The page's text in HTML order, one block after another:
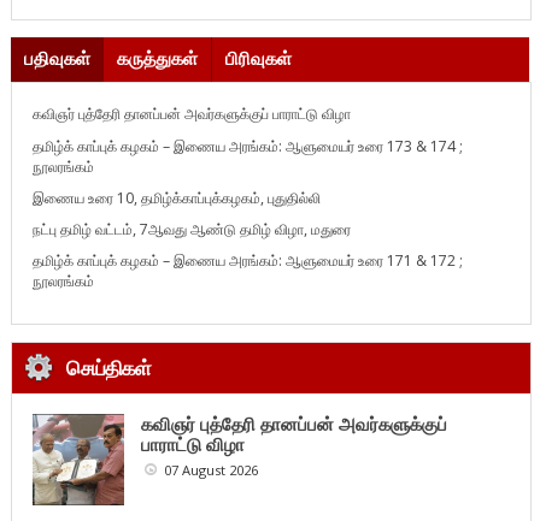
பதிவுகள் கருத்துகள் பிரிவுகள்
கவிஞர் புத்தேரி தானப்பன் அவர்களுக்குப் பாராட்டு விழா
தமிழ்க் காப்புக் கழகம் – இணைய அரங்கம்: ஆளுமையர் உரை 173 & 174 ;
நூலரங்கம்
இணைய உரை 10, தமிழ்க்காப்புக்கழகம், புதுதில்லி
நட்பு தமிழ் வட்டம், 7ஆவது ஆண்டு தமிழ் விழா, மதுரை
தமிழ்க் காப்புக் கழகம் – இணைய அரங்கம்: ஆளுமையர் உரை 171 & 172 ;
நூலரங்கம்
செய்திகள்
கவிஞர் புத்தேரி தானப்பன் அவர்களுக்குப்
பாராட்டு விழா
07 August 2026